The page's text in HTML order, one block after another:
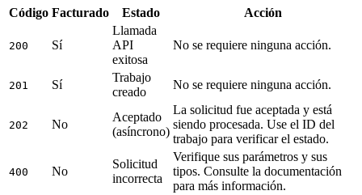
Código Facturado Estado Acción
200 Sí
Llamada
API
exitosa
No se requiere ninguna acción.
201 Sí
Trabajo
creado
No se requiere ninguna acción.
202 No
Aceptado
(asíncrono)
La solicitud fue aceptada y está
siendo procesada. Use el ID del
trabajo para verificar el estado.
400 No
Solicitud
incorrecta
Verifique sus parámetros y sus
tipos. Consulte la documentación
para más información.